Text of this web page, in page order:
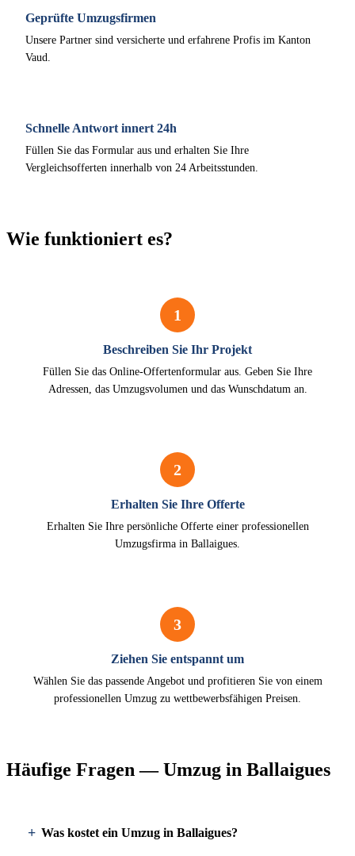
Geprüfte Umzugsfirmen
Unsere Partner sind versicherte und erfahrene Profis im Kanton
Vaud.
Schnelle Antwort innert 24h
Füllen Sie das Formular aus und erhalten Sie Ihre
Vergleichsofferten innerhalb von 24 Arbeitsstunden.
Wie funktioniert es?
1
Beschreiben Sie Ihr Projekt
Füllen Sie das Online-Offertenformular aus. Geben Sie Ihre
Adressen, das Umzugsvolumen und das Wunschdatum an.
2
Erhalten Sie Ihre Offerte
Erhalten Sie Ihre persönliche Offerte einer professionellen
Umzugsfirma in Ballaigues.
3
Ziehen Sie entspannt um
Wählen Sie das passende Angebot und profitieren Sie von einem
professionellen Umzug zu wettbewerbsfähigen Preisen.
Häufige Fragen — Umzug in Ballaigues
Was kostet ein Umzug in Ballaigues?